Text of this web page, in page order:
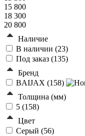
15 800
18 300
20 800
Наличие
В наличии (23)
Под заказ (135)
Бренд
BAIJAX (158)
Толщина (мм)
5 (158)
Цвет
Серый (56)